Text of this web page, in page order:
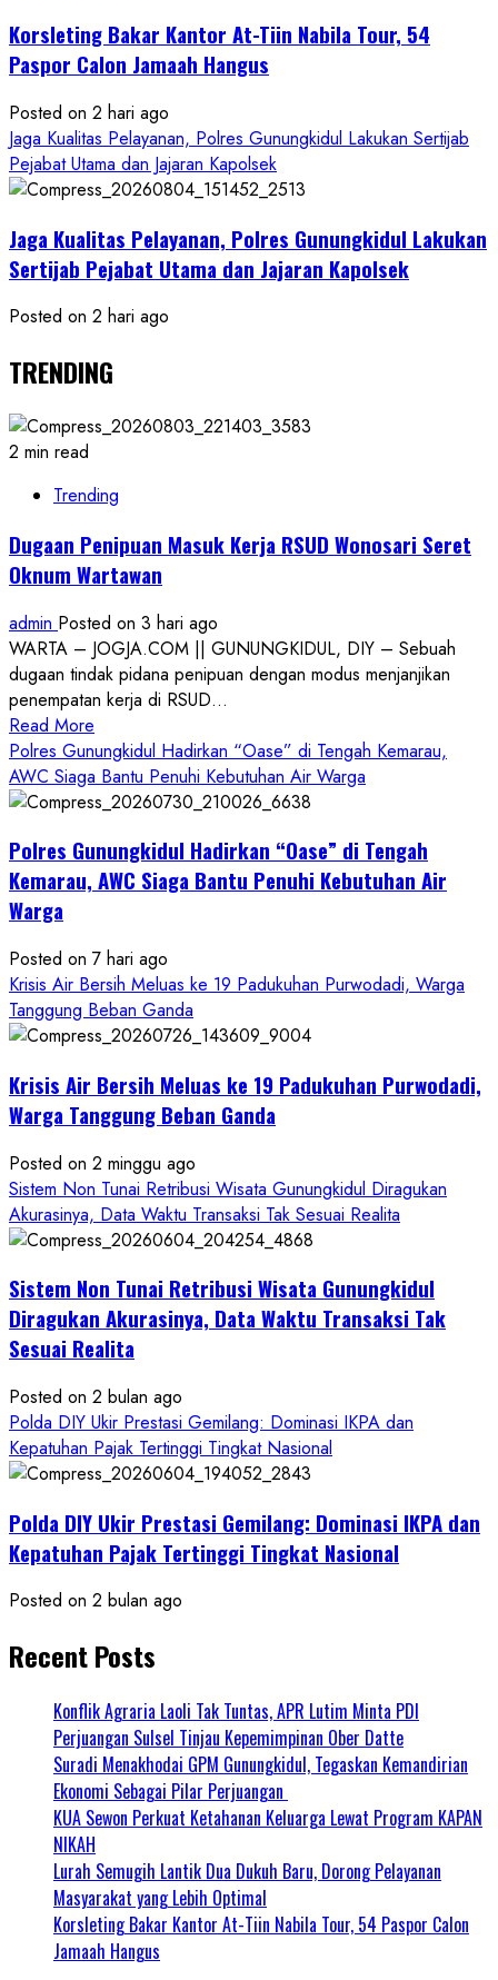
Korsleting Bakar Kantor At-Tiin Nabila Tour, 54
Paspor Calon Jamaah Hangus
Posted on 2 hari ago
Jaga Kualitas Pelayanan, Polres Gunungkidul Lakukan Sertijab
Pejabat Utama dan Jajaran Kapolsek
Jaga Kualitas Pelayanan, Polres Gunungkidul Lakukan
Sertijab Pejabat Utama dan Jajaran Kapolsek
Posted on 2 hari ago
TRENDING
2 min read
Trending
Dugaan Penipuan Masuk Kerja RSUD Wonosari Seret
Oknum Wartawan
admin Posted on 3 hari ago
WARTA – JOGJA.COM || GUNUNGKIDUL, DIY – Sebuah
dugaan tindak pidana penipuan dengan modus menjanjikan
penempatan kerja di RSUD...
Read More
more
about
Dugaan
Masuk
Kerja
Seret
Oknum
Wartawan
Polres Gunungkidul Hadirkan “Oase” di Tengah Kemarau,
AWC Siaga Bantu Penuhi Kebutuhan Air Warga
Polres Gunungkidul Hadirkan “Oase” di Tengah
Kemarau, AWC Siaga Bantu Penuhi Kebutuhan Air
Warga
Posted on 7 hari ago
Krisis Air Bersih Meluas ke 19 Padukuhan Purwodadi, Warga
Tanggung Beban Ganda
Krisis Air Bersih Meluas ke 19 Padukuhan Purwodadi,
Warga Tanggung Beban Ganda
Posted on 2 minggu ago
Sistem Non Tunai Retribusi Wisata Gunungkidul Diragukan
Akurasinya, Data Waktu Transaksi Tak Sesuai Realita
Sistem Non Tunai Retribusi Wisata Gunungkidul
Diragukan Akurasinya, Data Waktu Transaksi Tak
Sesuai Realita
Posted on 2 bulan ago
Polda DIY Ukir Prestasi Gemilang: Dominasi IKPA dan
Kepatuhan Pajak Tertinggi Tingkat Nasional
Polda DIY Ukir Prestasi Gemilang: Dominasi IKPA dan
Kepatuhan Pajak Tertinggi Tingkat Nasional
Posted on 2 bulan ago
Recent Posts
Konflik Agraria Laoli Tak Tuntas, APR Lutim Minta PDI
Perjuangan Sulsel Tinjau Kepemimpinan Ober Datte
Suradi Menakhodai GPM Gunungkidul, Tegaskan Kemandirian
Ekonomi Sebagai Pilar Perjuangan ​
KUA Sewon Perkuat Ketahanan Keluarga Lewat Program KAPAN
NIKAH
Lurah Semugih Lantik Dua Dukuh Baru, Dorong Pelayanan
Masyarakat yang Lebih Optimal
Korsleting Bakar Kantor At-Tiin Nabila Tour, 54 Paspor Calon
Jamaah Hangus